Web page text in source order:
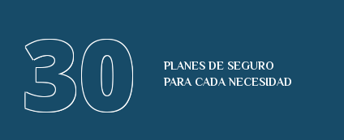
30
PLANES DE SEGURO
PARA CADA NECESIDAD